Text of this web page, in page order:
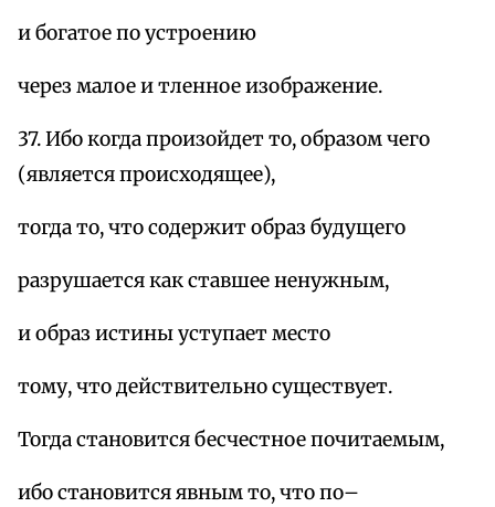
и богатое по устроению
через малое и тленное изображение.
37. Ибо когда произойдет то, образом чего
(является происходящее),
тогда то, что содержит образ будущего
разрушается как ставшее ненужным,
и образ истины уступает место
тому, что действительно существует.
Тогда становится бесчестное почитаемым,
ибо становится явным то, что по–